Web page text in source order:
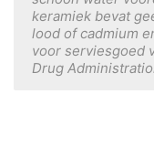
keramiek bevat
lood of cadmium
voor serviesgoed
Drug